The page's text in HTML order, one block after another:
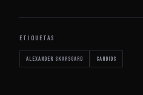
ETIQUETAS
Alexander Skarsgard Candids